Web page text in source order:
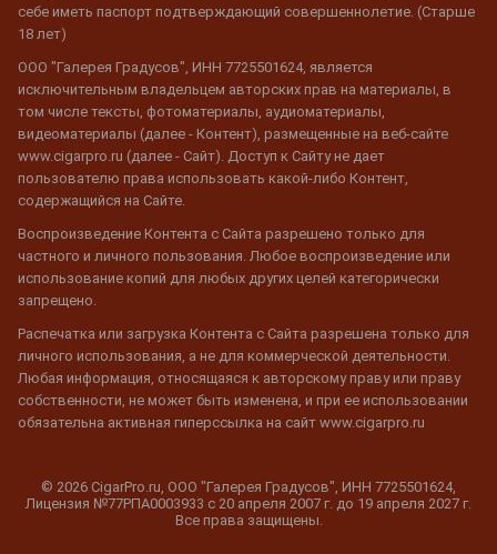
себе иметь паспорт подтверждающий совершеннолетие. (Старше
18 лет)
ООО "Галерея Градусов", ИНН 7725501624, является
исключительным владельцем авторских прав на материалы, в
том числе тексты, фотоматериалы, аудиоматериалы,
видеоматериалы (далее - Контент), размещенные на веб-сайте
www.cigarpro.ru (далее - Сайт). Доступ к Сайту не дает
пользователю права использовать какой-либо Контент,
содержащийся на Сайте.
Воспроизведение Контента с Сайта разрешено только для
частного и личного пользования. Любое воспроизведение или
использование копий для любых других целей категорически
запрещено.
Распечатка или загрузка Контента с Сайта разрешена только для
личного использования, а не для коммерческой деятельности.
Любая информация, относящаяся к авторскому праву или праву
собственности, не может быть изменена, и при ее использовании
обязательна активная гиперссылка на сайт www.cigarpro.ru
© 2026 CigarPro.ru, ООО "Галерея Градусов", ИНН 7725501624,
Лицензия №77РПА0003933 c 20 апреля 2007 г. до 19 апреля 2027 г.
Все права защищены.